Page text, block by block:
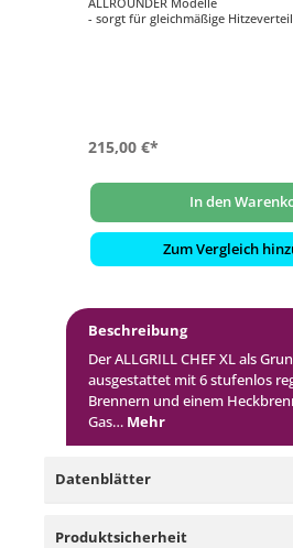
- sorgt für gleichmäßige
215,00 €*
In den
Zum Vergleich
Beschreibung
Der ALLGRILL CHEF XL als
ausgestattet mit 6 stufenlos
Brennern und einem
Gas… Mehr
Datenblätter
Produktsicherheit